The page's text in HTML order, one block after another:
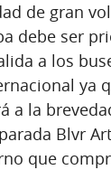
de gran
debe ser
a los
ya
a la
Blvr
que